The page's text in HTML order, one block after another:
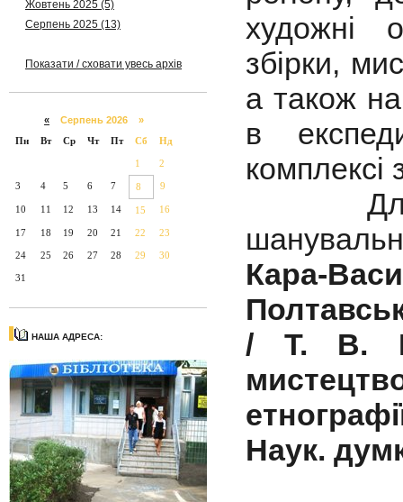
Жовтень 2025 (5)
Серпень 2025 (13)
Показати / сховати увесь архів
« Серпень 2026 »
Пн
Вт Ср Чт Пт Сб Нд
1 2
3 4 5 6 7 8 9
10 11 12 13 14 15 16
17 18 19 20 21 22 23
24 25 26 27 28 29 30
31
НАША АДРЕСА:
художні
збірки,
а також
в
комплексі
Для
Кара-
/ Т. В.
Наук.